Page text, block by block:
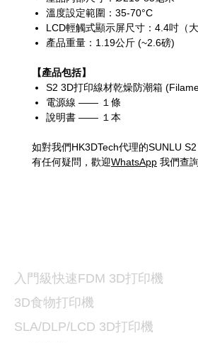
溫度設定範圍：35-70°C
LCD輕觸式顯示屏尺寸：4.4吋（
產品重量： 1.19公斤 (~2.6磅)
【產品包括】
S2 3D打印線材乾燥防潮箱
電源線 —— １條
說明書 —— １本
如對我們HK3DTech代理的SUNLU
有任何疑問，歡迎WhatsApp 我們查詢
入門級快速FDM 3D打印機
3D食物打印機
SLA/DLP/LCD 3D打印機